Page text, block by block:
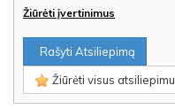
Žiūrėti įvertinimus
Rašyti Atsiliepimą
Žiūrėti visus